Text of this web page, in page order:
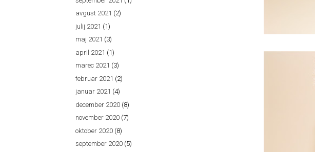
avgust 2021 (2)
julij 2021 (1)
maj 2021 (3)
april 2021 (1)
marec 2021 (3)
februar 2021 (2)
januar 2021 (4)
december 2020 (8)
november 2020 (7)
oktober 2020 (8)
september 2020 (5)